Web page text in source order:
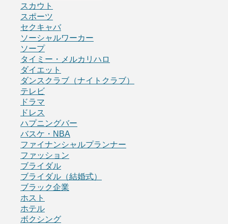
スカウト
スポーツ
セクキャバ
ソーシャルワーカー
ソープ
タイミー・メルカリハロ
ダイエット
ダンスクラブ（ナイトクラブ）
テレビ
ドラマ
ドレス
ハプニングバー
バスケ・NBA
ファイナンシャルプランナー
ファッション
ブライダル
ブライダル（結婚式）
ブラック企業
ホスト
ホテル
ボクシング